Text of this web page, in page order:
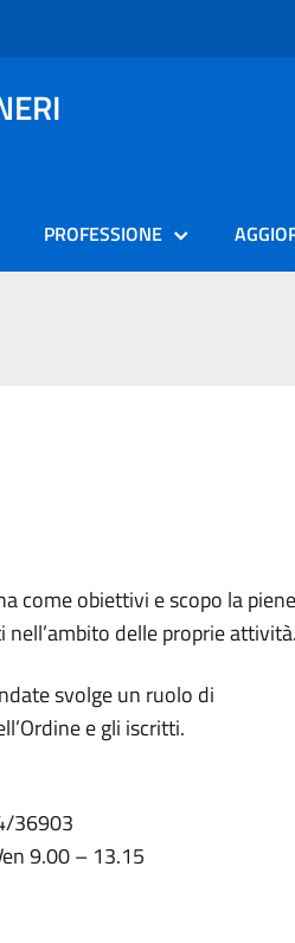
PROFESSIONE
come obiettivi e scopo la piene
delle proprie attività.
svolge un ruolo di
e gli iscritti.
36903
9.00 – 13.15